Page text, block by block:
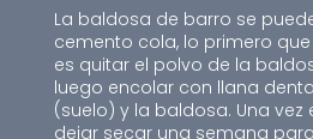
La baldosa de barro se
cemento cola, lo primero
es quitar el polvo de la
luego encolar con llana
(suelo) y la baldosa. Una vez
dejar secar una semana